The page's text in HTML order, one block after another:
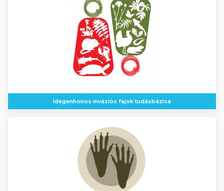
Idegenhonos inváziós fajok tudásbázisa